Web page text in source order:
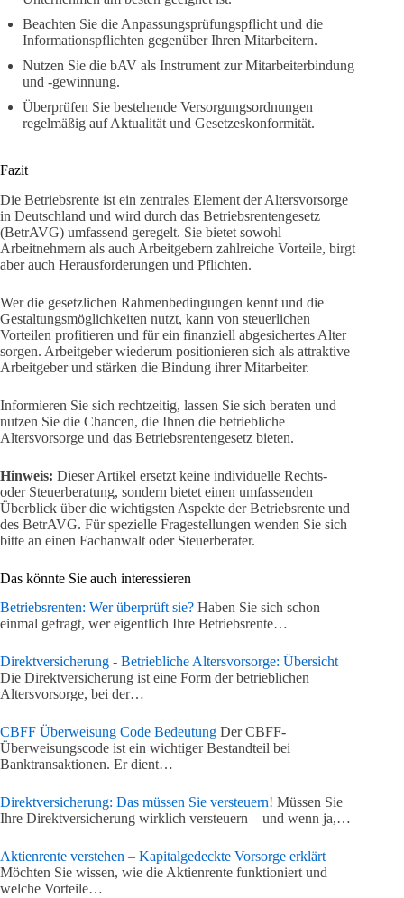
Beachten Sie die Anpassungsprüfungspflicht und die
Informationspflichten gegenüber Ihren Mitarbeitern.
Nutzen Sie die bAV als Instrument zur Mitarbeiterbindung
und -gewinnung.
Überprüfen Sie bestehende Versorgungsordnungen
regelmäßig auf Aktualität und Gesetzeskonformität.
Fazit
Die Betriebsrente ist ein zentrales Element der Altersvorsorge
in Deutschland und wird durch das Betriebsrentengesetz
(BetrAVG) umfassend geregelt. Sie bietet sowohl
Arbeitnehmern als auch Arbeitgebern zahlreiche Vorteile, birgt
aber auch Herausforderungen und Pflichten.
Wer die gesetzlichen Rahmenbedingungen kennt und die
Gestaltungsmöglichkeiten nutzt, kann von steuerlichen
Vorteilen profitieren und für ein finanziell abgesichertes Alter
sorgen. Arbeitgeber wiederum positionieren sich als attraktive
Arbeitgeber und stärken die Bindung ihrer Mitarbeiter.
Informieren Sie sich rechtzeitig, lassen Sie sich beraten und
nutzen Sie die Chancen, die Ihnen die betriebliche
Altersvorsorge und das Betriebsrentengesetz bieten.
Hinweis: Dieser Artikel ersetzt keine individuelle Rechts-
oder Steuerberatung, sondern bietet einen umfassenden
Überblick über die wichtigsten Aspekte der Betriebsrente und
des BetrAVG. Für spezielle Fragestellungen wenden Sie sich
bitte an einen Fachanwalt oder Steuerberater.
Das könnte Sie auch interessieren
Betriebsrenten: Wer überprüft sie? Haben Sie sich schon
einmal gefragt, wer eigentlich Ihre Betriebsrente…
Direktversicherung - Betriebliche Altersvorsorge: Übersicht
Die Direktversicherung ist eine Form der betrieblichen
Altersvorsorge, bei der…
CBFF Überweisung Code Bedeutung Der CBFF-
Überweisungscode ist ein wichtiger Bestandteil bei
Banktransaktionen. Er dient…
Direktversicherung: Das müssen Sie versteuern! Müssen Sie
Ihre Direktversicherung wirklich versteuern – und wenn ja,…
Aktienrente verstehen – Kapitalgedeckte Vorsorge erklärt
Möchten Sie wissen, wie die Aktienrente funktioniert und
welche Vorteile…